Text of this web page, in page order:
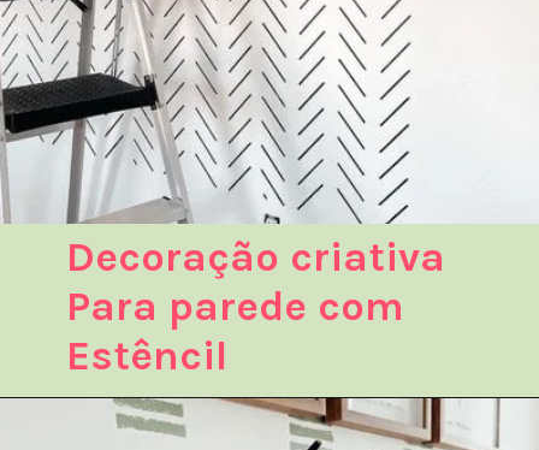
Decoração criativa
Para parede com
Estêncil